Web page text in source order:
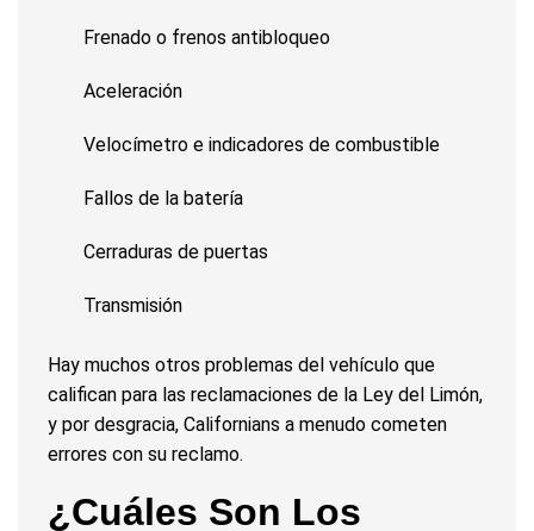
Frenado o frenos antibloqueo
Aceleración
Velocímetro e indicadores de combustible
Fallos de la batería
Cerraduras de puertas
Transmisión
Hay muchos otros problemas del vehículo que
califican para las reclamaciones de la Ley del Limón,
y por desgracia, Californians a menudo cometen
errores con su reclamo.
¿Cuáles Son Los